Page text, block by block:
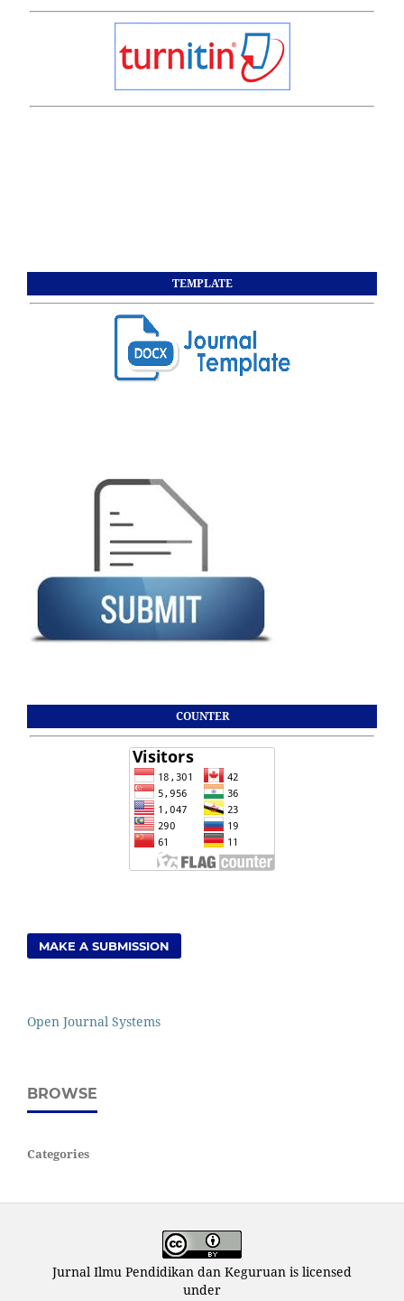
TEMPLATE
COUNTER
MAKE A SUBMISSION
Open Journal Systems
BROWSE
Categories
Jurnal Ilmu Pendidikan dan Keguruan is licensed
under